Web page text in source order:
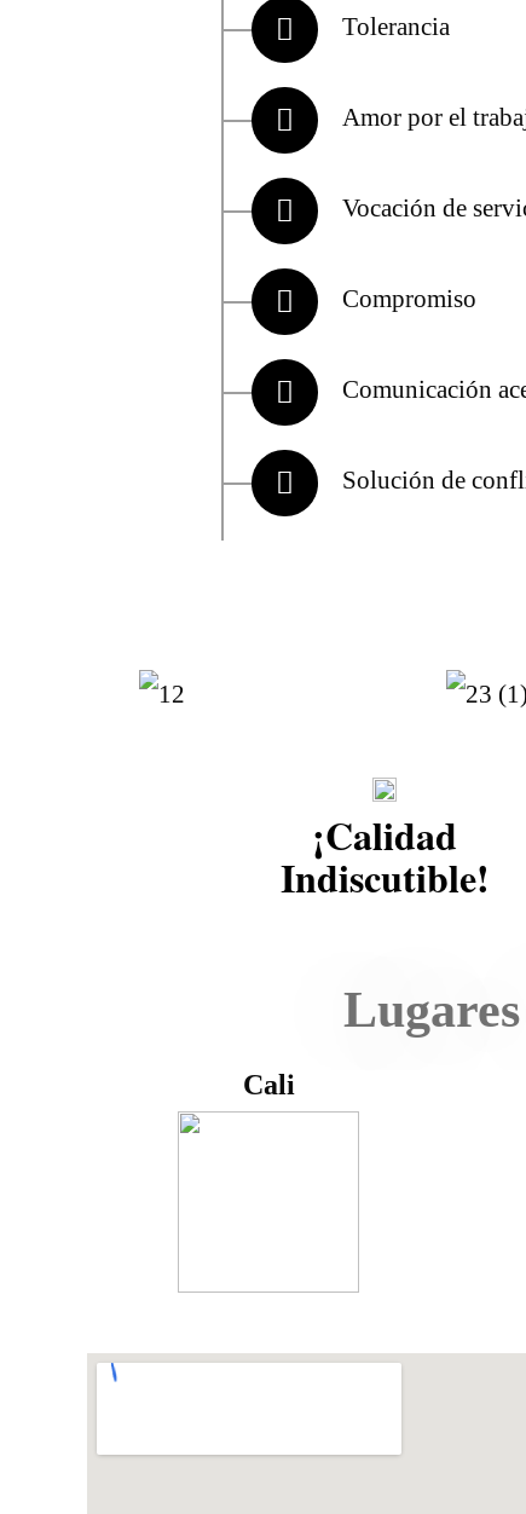
Tolerancia
Amor por el
Vocación de
Compromiso
Comunicación
Solución de
¡Calidad
Indiscutible!
Cali